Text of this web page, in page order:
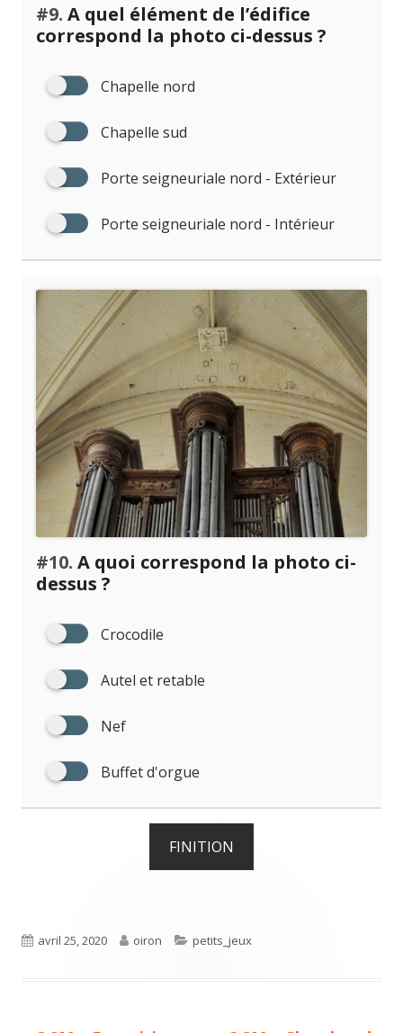
#9. A quel élément de l’édifice
correspond la photo ci-dessus ?
Chapelle nord
Chapelle sud
Porte seigneuriale nord - Extérieur
Porte seigneuriale nord - Intérieur
#10. A quoi correspond la photo ci-
dessus ?
Crocodile
Autel et retable
Nef
Buffet d'orgue
FINITION
Published
avril 25, 2020 Author
oiron Categories
petits_jeux